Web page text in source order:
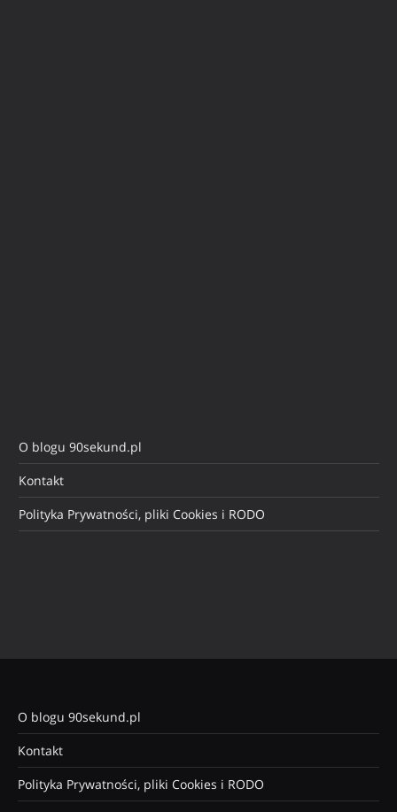
O blogu 90sekund.pl
Kontakt
Polityka Prywatności, pliki Cookies i RODO
O blogu 90sekund.pl
Kontakt
Polityka Prywatności, pliki Cookies i RODO